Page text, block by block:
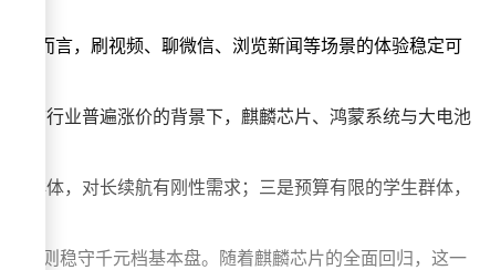
户而言，刷视频、聊微信、浏览新闻等场景的体验稳定可
当前行业普遍涨价的背景下，麒麟芯片、鸿蒙系统与大电池
群体，对长续航有刚性需求；三是预算有限的学生群体，
列则稳守千元档基本盘。随着麒麟芯片的全面回归，这一